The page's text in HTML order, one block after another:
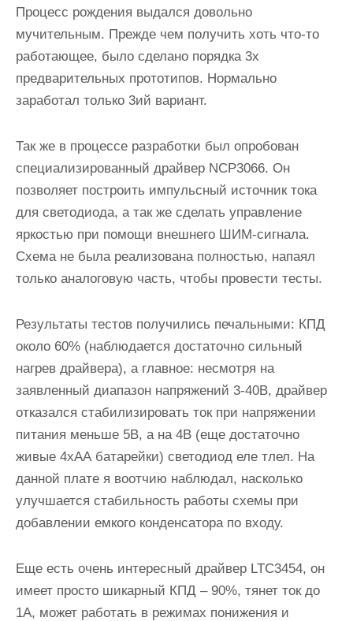
Процесс рождения выдался довольно
мучительным. Прежде чем получить хоть что-то
работающее, было сделано порядка 3х
предварительных прототипов. Нормально
заработал только 3ий вариант.
Так же в процессе разработки был опробован
специализированный драйвер NCP3066. Он
позволяет построить импульсный источник тока
для светодиода, а так же сделать управление
яркостью при помощи внешнего ШИМ-сигнала.
Схема не была реализована полностью, напаял
только аналоговую часть, чтобы провести тесты.
Результаты тестов получились печальными: КПД
около 60% (наблюдается достаточно сильный
нагрев драйвера), а главное: несмотря на
заявленный диапазон напряжений 3-40В, драйвер
отказался стабилизировать ток при напряжении
питания меньше 5В, а на 4В (еще достаточно
живые 4хАА батарейки) светодиод еле тлел. На
данной плате я воотчию наблюдал, насколько
улучшается стабильность работы схемы при
добавлении емкого конденсатора по входу.
Еще есть очень интересный драйвер LTC3454, он
имеет просто шикарный КПД – 90%, тянет ток до
1А, может работать в режимах понижения и